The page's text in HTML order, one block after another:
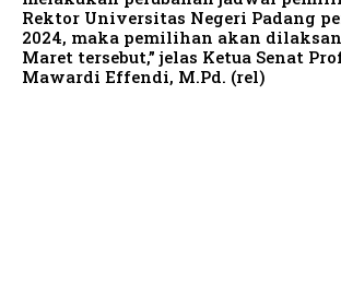
Rektor Universitas Negeri Padang
2024, maka pemilihan akan
Maret tersebut,” jelas Ketua Senat
Mawardi Effendi, M.Pd. (rel)